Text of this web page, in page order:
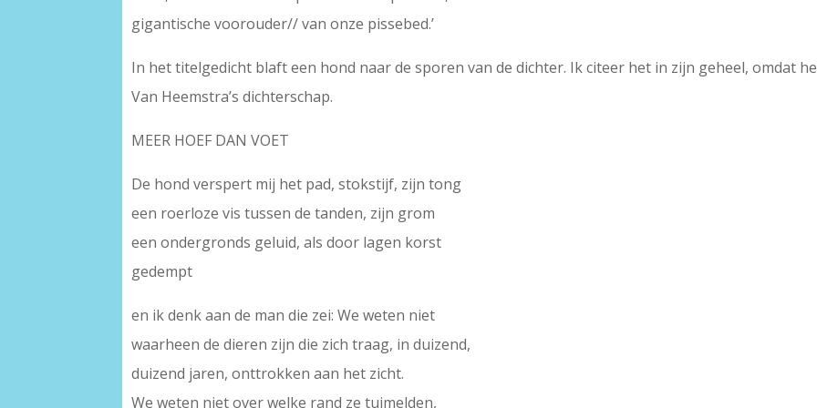
gigantische voorouder// van onze pissebed.’
In het titelgedicht blaft een hond naar de sporen van de dichter. Ik citeer het in zijn geheel, omdat
Van Heemstra’s dichterschap.
MEER HOEF DAN VOET
De hond verspert mij het pad, stokstijf, zijn tong
een roerloze vis tussen de tanden, zijn grom
een ondergronds geluid, als door lagen korst
gedempt
en ik denk aan de man die zei: We weten niet
waarheen de dieren zijn die zich traag, in duizend,
duizend jaren, onttrokken aan het zicht.
We weten niet over welke rand ze tuimelden,